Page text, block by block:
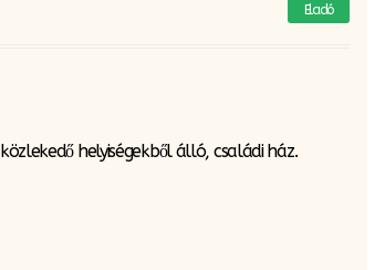
Eladó
helyiségekből álló, családi ház.